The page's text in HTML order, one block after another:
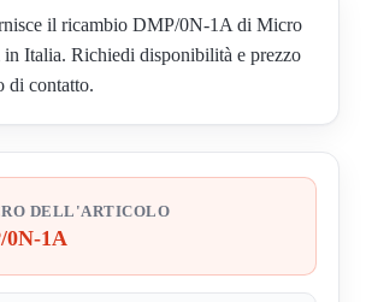
il ricambio DMP/0N-1A di Micro
Italia. Richiedi disponibilità e prezzo
di contatto.
DELL'ARTICOLO
0N-1A